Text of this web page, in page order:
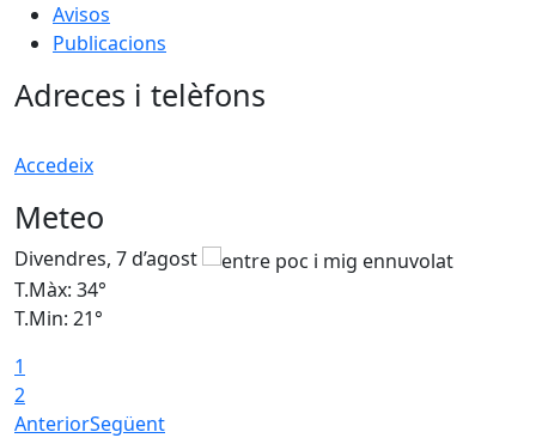
Avisos
Publicacions
Adreces i telèfons
Accedeix
Meteo
Divendres, 7 d’agost
T.Màx: 34°
T.Min: 21°
1
2
AnteriorSegüent